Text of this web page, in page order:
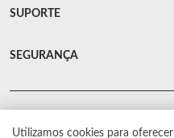
Utilizamos cookies para
SUPORTE
SEGURANÇA